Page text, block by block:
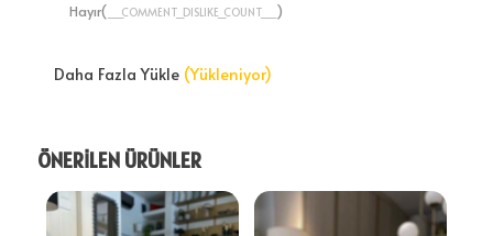
Hayır( __COMMENT_DISLIKE_COUNT__ )
Daha Fazla Yükle (Yükleniyor)
ÖNERİLEN ÜRÜNLER